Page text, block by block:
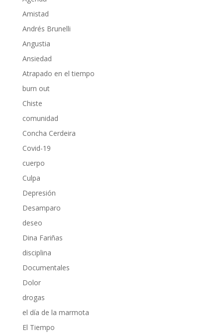
Amistad
Andrés Brunelli
Angustia
Ansiedad
Atrapado en el tiempo
burn out
Chiste
comunidad
Concha Cerdeira
Covid-19
cuerpo
Culpa
Depresión
Desamparo
deseo
Dina Fariñas
disciplina
Documentales
Dolor
drogas
el día de la marmota
El Tiempo